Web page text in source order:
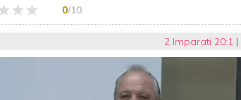
0/10
2 Imparati 20:1 |